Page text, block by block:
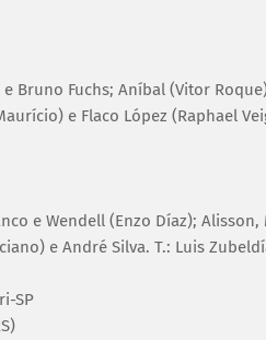
e Bruno Fuchs; Aníbal (Vitor
e Flaco López (Raphael
e Wendell (Enzo Díaz);
e André Silva. T.: Luis
SP